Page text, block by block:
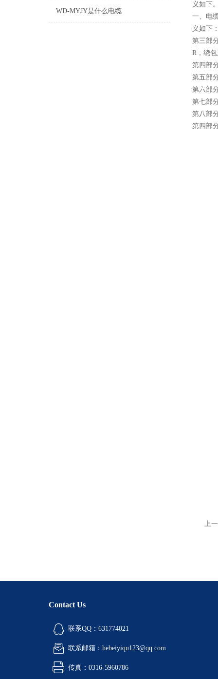
WD-MYJY是什么电缆
义如下
一、电
义如下
第三部
R，绕
第四部
第五部
第六部
第七部
第八部
第四部
上
Contact Us
联系QQ：631774021
联系邮箱：hebeiyiqu123@qq.com
传真：0316-5960786